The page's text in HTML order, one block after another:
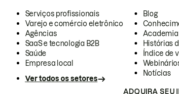
Serviços profissionais
Varejo e comércio eletrônico
Agências
SaaS e tecnologia B2B
Saúde
Empresa local
Ver todos os setores
Blog
Academia
Histórias
Índice de
Notícias
ADQUIRA SEU